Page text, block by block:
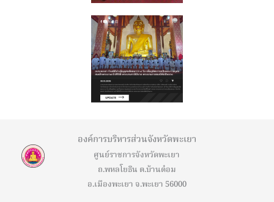
องค์การบริหารส่วนจังหวัดพะเยา
ศูนย์ราชการจังหวัดพะเยา
ถ.พหลโยธิน ต.บ้านต๋อม
อ.เมืองพะเยา จ.พะเยา 56000